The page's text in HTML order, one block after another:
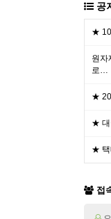
공
★ 10
원자
로…
★
★ 대
★ 택
접